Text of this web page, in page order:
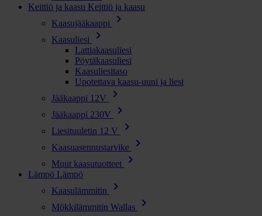
Keittiö ja kaasu Keittiö ja kaasu
Kaasujääkaappi
chevron_right
Kaasuliesi chevron_right
Lattiakaasuliesi
Pöytäkaasuliesi
Kaasuliesitaso
Upotettava kaasu-uuni ja liesi
Jääkaappi 12V
chevron_right
Jääkaappi 230V chevron_right
Liesituuletin 12 V chevron_right
Kaasuasennustarvike chevron_right
Muut kaasutuotteet chevron_right
Lämpö Lämpö
Kaasulämmitin
chevron_right
Mökkilämmitin Wallas chevron_right